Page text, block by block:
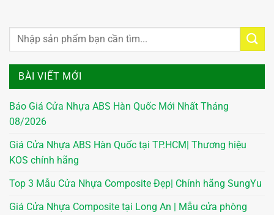
BÀI VIẾT MỚI
Báo Giá Cửa Nhựa ABS Hàn Quốc Mới Nhất Tháng
08/2026
Giá Cửa Nhựa ABS Hàn Quốc tại TP.HCM| Thương hiệu
KOS chính hãng
Top 3 Mẫu Cửa Nhựa Composite Đẹp| Chính hãng SungYu
Giá Cửa Nhựa Composite tại Long An | Mẫu cửa phòng